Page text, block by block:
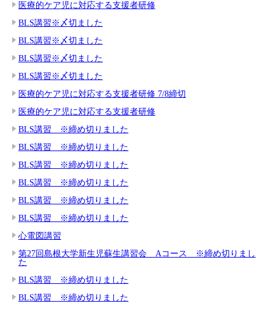
医療的ケア児に対応する支援者研修
BLS講習※〆切ました
BLS講習※〆切ました
BLS講習※〆切ました
BLS講習※〆切ました
医療的ケア児に対応する支援者研修 7/8締切
医療的ケア児に対応する支援者研修
BLS講習 ※締め切りました
BLS講習 ※締め切りました
BLS講習 ※締め切りました
BLS講習 ※締め切りました
BLS講習 ※締め切りました
BLS講習 ※締め切りました
心電図講習
第27回島根大学新生児蘇生講習会 Aコース ※締め切りまし
た
BLS講習 ※締め切りました
BLS講習 ※締め切りました